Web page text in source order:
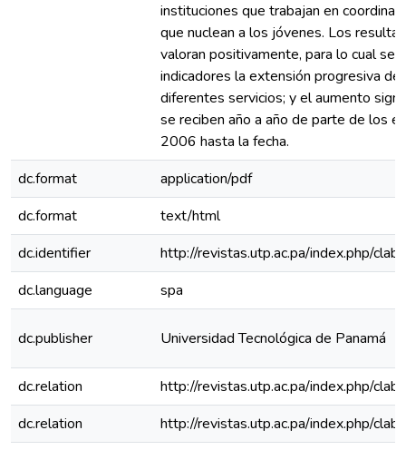
instituciones que trabajan en
que nuclean a los jóvenes. Los
valoran positivamente, para lo cual se
indicadores la extensión progresiva
diferentes servicios; y el aumento
se reciben año a año de parte de los
2006 hasta la fecha.
dc.format
application/pdf
dc.format
text/html
dc.identifier
http://revistas.utp.ac.pa/index.php/
dc.language
spa
dc.publisher Universidad Tecnológica de Panamá
dc.relation
http://revistas.utp.ac.pa/index.php/
dc.relation
http://revistas.utp.ac.pa/index.php/